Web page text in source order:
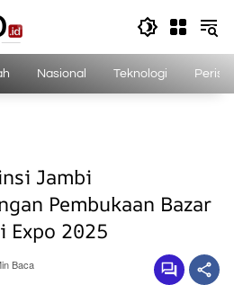
Nasional Teknologi
Jambi
Pembukaan Bazar
Expo 2025
Baca